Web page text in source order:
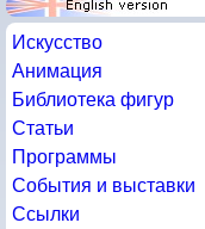
Искусство
Анимация
Библиотека фигур
Статьи
Программы
События и выставки
Ссылки